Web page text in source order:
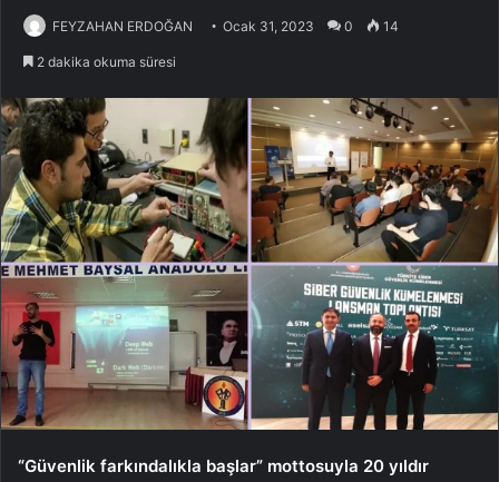
FEYZAHAN ERDOĞAN Ocak 31, 2023 0 14
2 dakika okuma süresi
“Güvenlik farkındalıkla başlar” mottosuyla 20 yıldır